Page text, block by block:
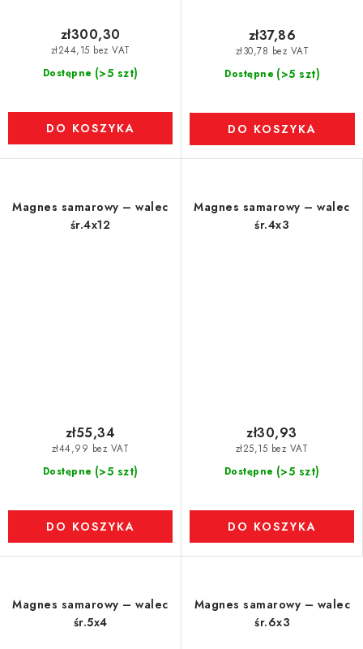
Dostępne (>5 szt)
zł244,15 bez VAT
zł300,30
DO KOSZYKA
Dostępne (>5 szt)
zł30,78 bez VAT
zł37,86
DO KOSZYKA
Magnes samarowy – walec
śr.4x12
Dostępne (>5 szt)
zł44,99 bez VAT
zł55,34
DO KOSZYKA
Magnes samarowy – walec
śr.4x3
Dostępne (>5 szt)
zł25,15 bez VAT
zł30,93
DO KOSZYKA
Magnes samarowy – walec
śr.5x4
Magnes samarowy – walec
śr.6x3